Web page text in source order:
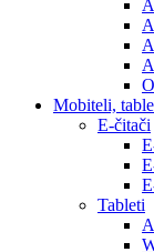
Mobiteli,
E-čitači
Tableti